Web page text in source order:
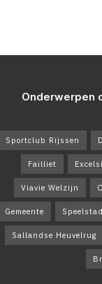
Onderwerpen
Sportclub Rijssen
Failliet
Viavie Welzijn
Gemeente Speelstad
Sallandse Heuvelrug